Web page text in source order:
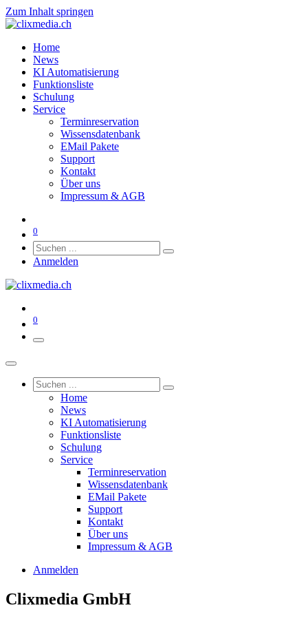
Zum Inhalt springen
Home
News
KI Automatisierung
Funktionsliste
Schulung
Service
Terminreservation
Wissensdatenbank
EMail Pakete
Support
Kontakt
Über uns
Impressum & AGB
0
Anmelden
0
Home
News
KI Automatisierung
Funktionsliste
Schulung
Service
Terminreservation
Wissensdatenbank
EMail Pakete
Support
Kontakt
Über uns
Impressum & AGB
Anmelden
Clixmedia GmbH